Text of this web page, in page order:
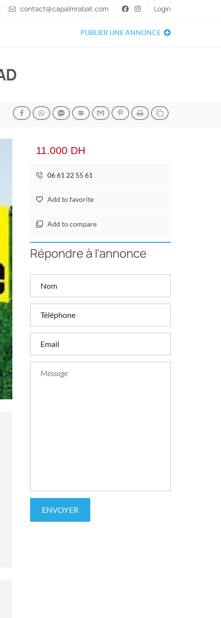
contact@capalmrabat.com Login
PUBLIER UNE ANNONCE
11.000 DH
06 61 22 55 61
Add to favorite
Add to compare
Répondre à l'annonce